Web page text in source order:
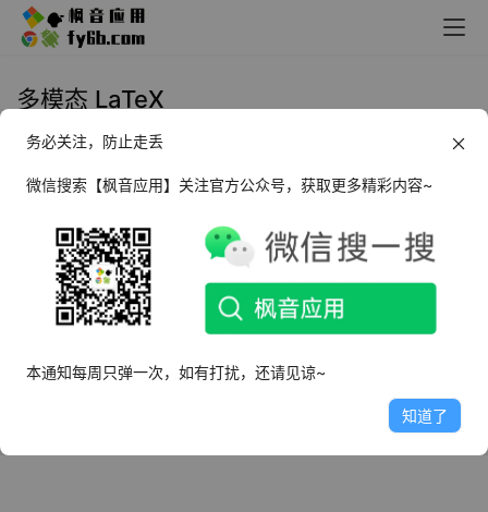
多模态 LaTeX
Windows MixTeX OCR识别_v3.2.4
2024年10月31日
务必关注，防止走丢
微信搜索【枫音应用】关注官方公众号，获取更多精彩内容~
本通知每周只弹一次，如有打扰，还请见谅~
知道了